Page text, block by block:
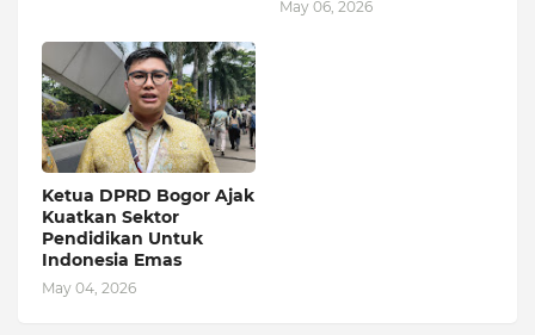
May 06, 2026
Ketua DPRD Bogor Ajak
Kuatkan Sektor
Pendidikan Untuk
Indonesia Emas
May 04, 2026